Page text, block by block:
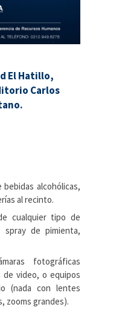
El Hatillo,
Carlos
alcohólicas,
al recinto.
cualquier tipo de
spray de pimienta,
fotográficas
de video, o equipos
(nada con lentes
zooms grandes).